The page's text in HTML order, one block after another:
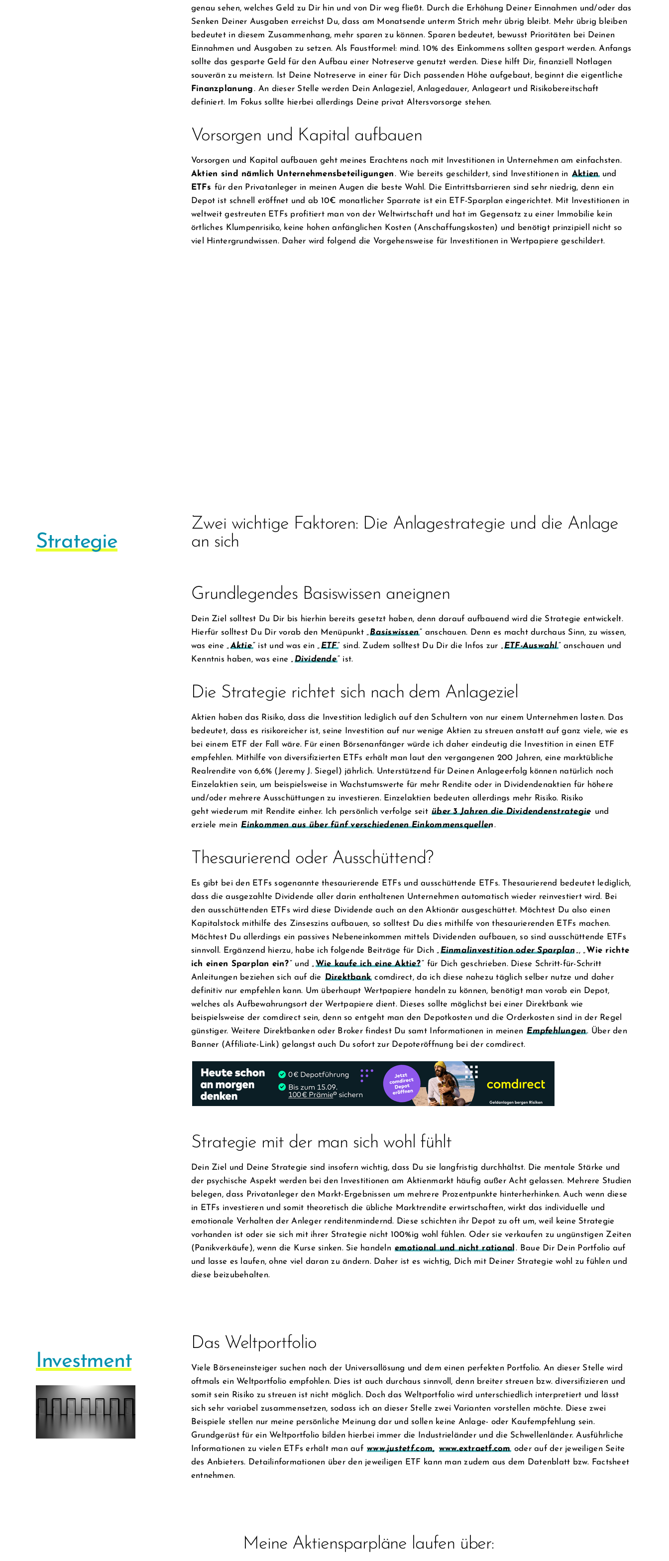
genau sehen, welches Geld zu Dir hin und von Dir weg fließt. Durch die Erhöhung Deiner Einnahmen und/oder das
Senken Deiner Ausgaben erreichst Du, dass am Monatsende unterm Strich mehr übrig bleibt. Mehr übrig bleiben
bedeutet in diesem Zusammenhang, mehr sparen zu können. Sparen bedeutet, bewusst Prioritäten bei Deinen
Einnahmen und Ausgaben zu setzen. Als Faustformel: mind. 10% des Einkommens sollten gespart werden. Anfangs
sollte das gesparte Geld für den Aufbau einer Notreserve genutzt werden. Diese hilft Dir, finanziell Notlagen
souverän zu meistern. Ist Deine Notreserve in einer für Dich passenden Höhe aufgebaut, beginnt die eigentliche
Finanzplanung. An dieser Stelle werden Dein Anlageziel, Anlagedauer, Anlageart und Risikobereitschaft
definiert. Im Fokus sollte hierbei allerdings Deine privat Altersvorsorge stehen.
Vorsorgen und Kapital aufbauen
Vorsorgen und Kapital aufbauen geht meines Erachtens nach mit Investitionen in Unternehmen am einfachsten.
Aktien sind nämlich Unternehmensbeteiligungen . Wie bereits geschildert, sind Investitionen in Aktienund
ETFs für den Privatanleger in meinen Augen die beste Wahl. Die Eintrittsbarrieren sind sehr niedrig, denn ein
Depot ist schnell eröffnet und ab 10€ monatlicher Sparrate ist ein ETF-Sparplan eingerichtet. Mit Investitionen in
weltweit gestreuten ETFs profitiert man von der Weltwirtschaft und hat im Gegensatz zu einer Immobilie kein
örtliches Klumpenrisiko, keine hohen anfänglichen Kosten (Anschaffungskosten) und benötigt prinzipiell nicht so
viel Hintergrundwissen. Daher wird folgend die Vorgehensweise für Investitionen in Wertpapiere geschildert.
Strategie
Zwei wichtige Faktoren: Die Anlagestrategie und die Anlage
an sich
Grundlegendes Basiswissen aneignen
Dein Ziel solltest Du Dir bis hierhin bereits gesetzt haben, denn darauf aufbauend wird die Strategie entwickelt.
Hierfür solltest Du Dir vorab den Menüpunkt „Basiswissen“ anschauen. Denn es macht durchaus Sinn, zu wissen,
was eine „Aktie“ ist und was ein „ETF“ sind. Zudem solltest Du Dir die Infos zur „ETF-Auswahl“ anschauen und
Kenntnis haben, was eine „Dividende“ ist.
Die Strategie richtet sich nach dem Anlageziel
Aktien haben das Risiko, dass die Investition lediglich auf den Schultern von nur einem Unternehmen lasten. Das
bedeutet, dass es risikoreicher ist, seine Investition auf nur wenige Aktien zu streuen anstatt auf ganz viele, wie es
bei einem ETF der Fall wäre. Für einen Börsenanfänger würde ich daher eindeutig die Investition in einen ETF
empfehlen. Mithilfe von diversifizierten ETFs erhält man laut den vergangenen 200 Jahren, eine marktübliche
Realrendite von 6,6% (Jeremy J. Siegel) jährlich. Unterstützend für Deinen Anlageerfolg können natürlich noch
Einzelaktien sein, um beispielsweise in Wachstumswerte für mehr Rendite oder in Dividendenaktien für höhere
und/oder mehrere Ausschüttungen zu investieren. Einzelaktien bedeuten allerdings mehr Risiko. Risiko
geht wiederum mit Rendite einher. Ich persönlich verfolge seit über 3 Jahren die Dividendenstrategie und
erziele mein Einkommen aus über fünf verschiedenen Einkommensquellen.
Thesaurierend oder Ausschüttend?
Es gibt bei den ETFs sogenannte thesaurierende ETFs und ausschüttende ETFs. Thesaurierend bedeutet lediglich,
dass die ausgezahlte Dividende aller darin enthaltenen Unternehmen automatisch wieder reinvestiert wird. Bei
den ausschüttenden ETFs wird diese Dividende auch an den Aktionär ausgeschüttet. Möchtest Du also einen
Kapitalstock mithilfe des Zinseszins aufbauen, so solltest Du dies mithilfe von thesaurierenden ETFs machen.
Möchtest Du allerdings ein passives Nebeneinkommen mittels Dividenden aufbauen, so sind ausschüttende ETFs
sinnvoll. Ergänzend hierzu, habe ich folgende Beiträge für Dich „Einmalinvestition oder Sparplan „, „Wie richte
ich einen Sparplan ein?“ und „Wie kaufe ich eine Aktie?“ für Dich geschrieben. Diese Schritt-für-Schritt
Anleitungen beziehen sich auf die Direktbank comdirect, da ich diese nahezu täglich selber nutze und daher
definitiv nur empfehlen kann. Um überhaupt Wertpapiere handeln zu können, benötigt man vorab ein Depot,
welches als Aufbewahrungsort der Wertpapiere dient. Dieses sollte möglichst bei einer Direktbank wie
beispielsweise der comdirect sein, denn so entgeht man den Depotkosten und die Orderkosten sind in der Regel
günstiger. Weitere Direktbanken oder Broker findest Du samt Informationen in meinen Empfehlungen. Über den
Banner (Affiliate-Link) gelangst auch Du sofort zur Depoteröffnung bei der comdirect.
Strategie mit der man sich wohl fühlt
Dein Ziel und Deine Strategie sind insofern wichtig, dass Du sie langfristig durchhältst. Die mentale Stärke und
der psychische Aspekt werden bei den Investitionen am Aktienmarkt häufig außer Acht gelassen. Mehrere Studien
belegen, dass Privatanleger den Markt-Ergebnissen um mehrere Prozentpunkte hinterherhinken. Auch wenn diese
in ETFs investieren und somit theoretisch die übliche Marktrendite erwirtschaften, wirkt das individuelle und
emotionale Verhalten der Anleger renditenmindernd. Diese schichten ihr Depot zu oft um, weil keine Strategie
vorhanden ist oder sie sich mit ihrer Strategie nicht 100%ig wohl fühlen. Oder sie verkaufen zu ungünstigen Zeiten
(Panikverkäufe), wenn die Kurse sinken. Sie handeln emotional und nicht rational. Baue Dir Dein Portfolio auf
und lasse es laufen, ohne viel daran zu ändern. Daher ist es wichtig, Dich mit Deiner Strategie wohl zu fühlen und
diese beizubehalten.
Investment
Das Weltportfolio
Viele Börseneinsteiger suchen nach der Universallösung und dem einen perfekten Portfolio. An dieser Stelle wird
oftmals ein Weltportfolio empfohlen. Dies ist auch durchaus sinnvoll, denn breiter streuen bzw. diversifizieren und
somit sein Risiko zu streuen ist nicht möglich. Doch das Weltportfolio wird unterschiedlich interpretiert und lässt
sich sehr variabel zusammensetzen, sodass ich an dieser Stelle zwei Varianten vorstellen möchte. Diese zwei
Beispiele stellen nur meine persönliche Meinung dar und sollen keine Anlage- oder Kaufempfehlung sein.
Grundgerüst für ein Weltportfolio bilden hierbei immer die Industrieländer und die Schwellenländer. Ausführliche
Informationen zu vielen ETFs erhält man auf www.justetf.com, www.extraetf.com oder auf der jeweiligen Seite
des Anbieters. Detailinformationen über den jeweiligen ETF kann man zudem aus dem Datenblatt bzw. Factsheet
entnehmen.
Meine Aktiensparpläne laufen über: